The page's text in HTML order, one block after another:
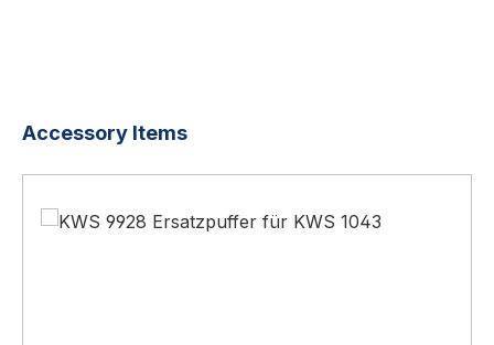
Produktgalerie überspringen
Accessory Items